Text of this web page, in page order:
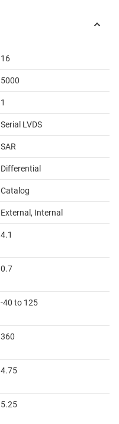
16
5000
1
Serial LVDS
SAR
Differential
Catalog
External, Internal
4.1
0.7
-40 to 125
360
4.75
5.25